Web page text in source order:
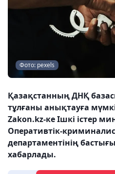
Фото: pexels
Қазақстанның ДНҚ
тұлғаны анықтауға
Zakon.kz-ке Ішкі істер
Оперативтік-
департаментінің
хабарлады.